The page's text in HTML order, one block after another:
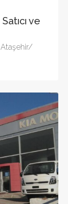
ve
Ataşehir/